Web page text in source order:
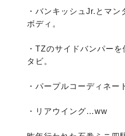
・バンキッシュJr.とマン
ボディ。
・TZのサイドバンパー
タビ。
・パープルコーディネー
・リアウイング…ww